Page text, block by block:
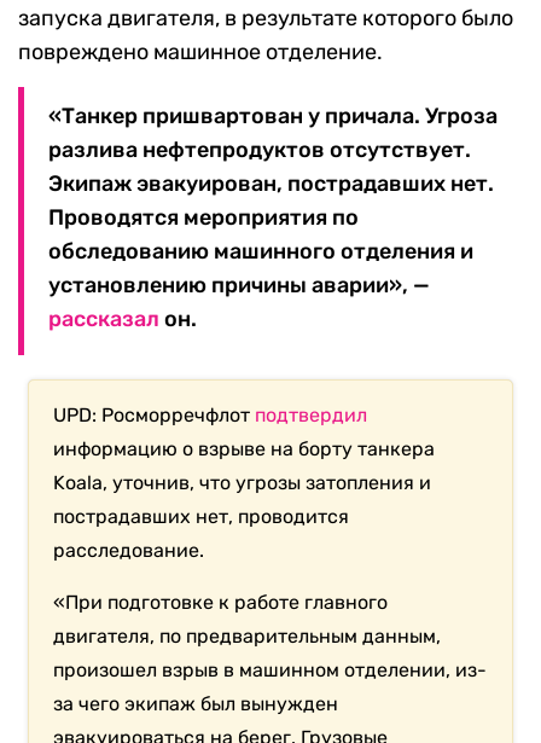
запуска двигателя, в результате которого было
повреждено машинное отделение.
«Танкер пришвартован у причала. Угроза
разлива нефтепродуктов отсутствует.
Экипаж эвакуирован, пострадавших нет.
Проводятся мероприятия по
обследованию машинного отделения и
установлению причины аварии», —
рассказал он.
UPD: Росморречфлот подтвердил
информацию о взрыве на борту танкера
Koala, уточнив, что угрозы затопления и
пострадавших нет, проводится
расследование.
«При подготовке к работе главного
двигателя, по предварительным данным,
произошел взрыв в машинном отделении, из-
за чего экипаж был вынужден
эвакуироваться на берег. Грузовые